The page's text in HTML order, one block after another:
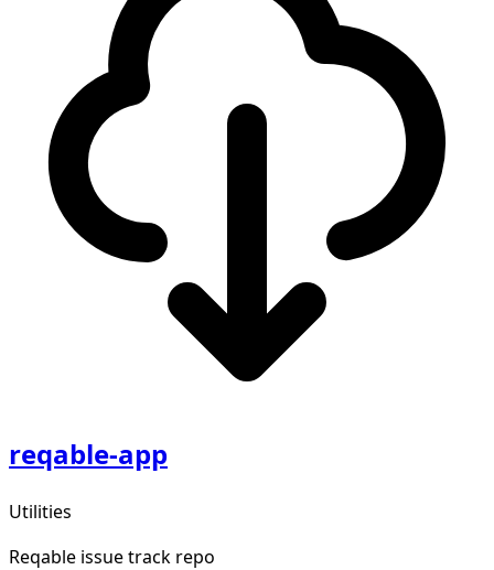
reqable-app
Utilities
Reqable issue track repo